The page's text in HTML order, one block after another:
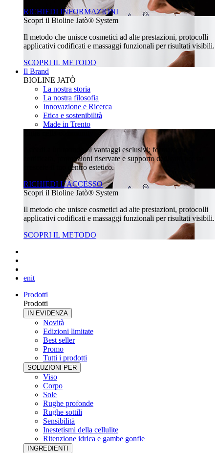
RICHIEDI INFORMAZIONI
Scopri il Bioline Jatò® System
Il metodo che unisce cosmetici ad alte prestazioni, protocolli
applicativi codificati e massaggi funzionali per risultati visibili.
SCOPRI IL METODO
Il Brand
BIOLINE JATÒ
La nostra storia
La nostra filosofia
Innovazione e Ricerca
Etica e sostenibilità
Made in Trento
Accedi a un mondo di vantaggi esclusivi: formazione
certificata, promozioni riservate e supporto dedicato per far
crescere il tuo centro estetico.
RICHIEDI L'ACCESSO
Scopri il Bioline Jatò® System
Il metodo che unisce cosmetici ad alte prestazioni, protocolli
applicativi codificati e massaggi funzionali per risultati visibili.
SCOPRI IL METODO
enit
Prodotti
Prodotti
IN EVIDENZA
Novità
Edizioni limitate
Best seller
Promo
Tutti i prodotti
SOLUZIONI PER
Viso
Corpo
Sole
Rughe profonde
Rughe sottili
Sensibilità
Inestetismi della cellulite
Ritenzione idrica e gambe gonfie
INGREDIENTI